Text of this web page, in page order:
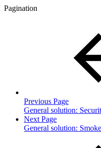
Pagination
Previous Page
General solution:
Next Page
General solution: